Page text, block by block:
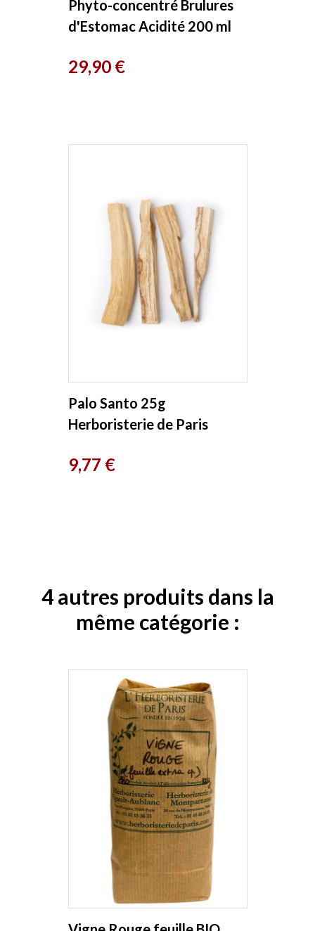
Phyto-concentré Brulures
d'Estomac Acidité 200 ml
Prix
29,90 €
Palo Santo 25g
Herboristerie de Paris
Prix
9,77 €
4 autres produits dans la
même catégorie :